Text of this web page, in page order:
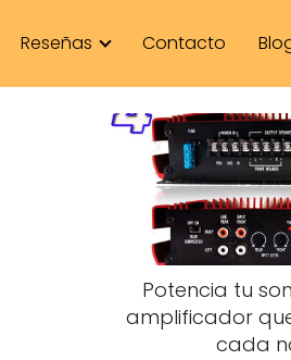
Reseñas Contacto
Potencia tu
amplificador
cada